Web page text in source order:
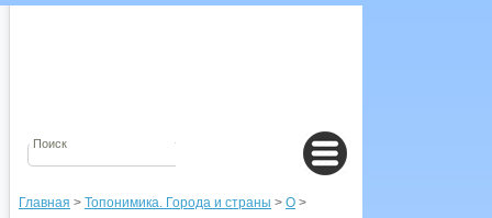
Главная > Топонимика. Города и страны > О >